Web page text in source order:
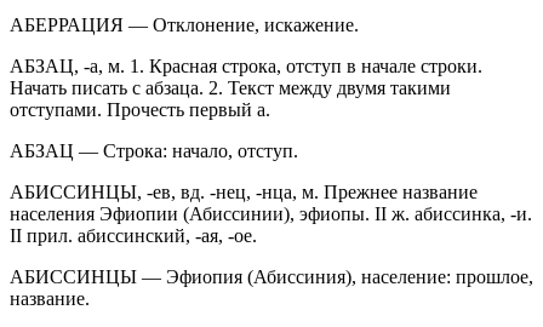
АБЕРРАЦИЯ — Отклонение, искажение.
АБЗАЦ, -а, м. 1. Красная строка, отступ в начале строки.
Начать писать с абзаца. 2. Текст между двумя такими
отступами. Прочесть первый а.
АБЗАЦ — Строка: начало, отступ.
АБИССИНЦЫ, -ев, вд. -нец, -нца, м. Прежнее название
населения Эфиопии (Абиссинии), эфиопы. II ж. абиссинка, -и.
II прил. абиссинский, -ая, -ое.
АБИССИНЦЫ — Эфиопия (Абиссиния), население: прошлое,
название.